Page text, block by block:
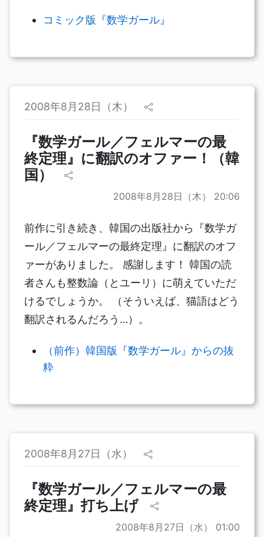
コミック版『数学ガール』
2008年8月28日（木）
『数学ガール／フェルマーの最
終定理』に翻訳のオファー！（韓
国）
2008年8月28日（木） 20:06
前作に引き続き、韓国の出版社から『数学ガ
ール／フェルマーの最終定理』に翻訳のオフ
ァーがありました。 感謝します！ 韓国の読
者さんも整数論（とユーリ）に萌えていただ
けるでしょうか。 （そういえば、猫語はどう
翻訳されるんだろう…）。
（前作）韓国版『数学ガール』からの抜
粋
2008年8月27日（水）
『数学ガール／フェルマーの最
終定理』打ち上げ
2008年8月27日（水） 01:00